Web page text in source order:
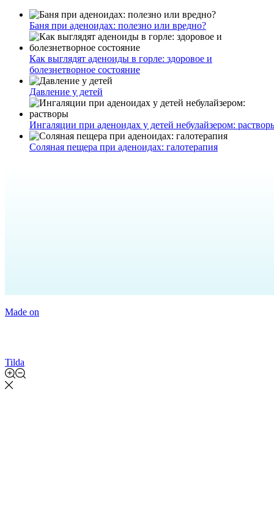
Баня при аденоидах: полезно или вредно?
Как выглядят аденоиды в горле: здоровое и
болезнетворное состояние
Давление у детей
Ингаляции при аденоидах у детей небулайзером:
Соляная пещера при аденоидах: галотерапия
Made on
Tilda